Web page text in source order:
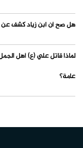
هل صح أن ابن زياد كشف عن
لماذا قاتل علي (ع) أهل
عامة؟